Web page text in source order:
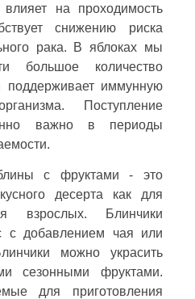
влияет на проходимость
снижению риска
рака. В яблоках мы
большое количество
иммунную
Поступление
важно в периоды
с фруктами - это
десерта как для
Блинчики
с добавлением чая или
можно украсить
сезонными фруктами.
для приготовления